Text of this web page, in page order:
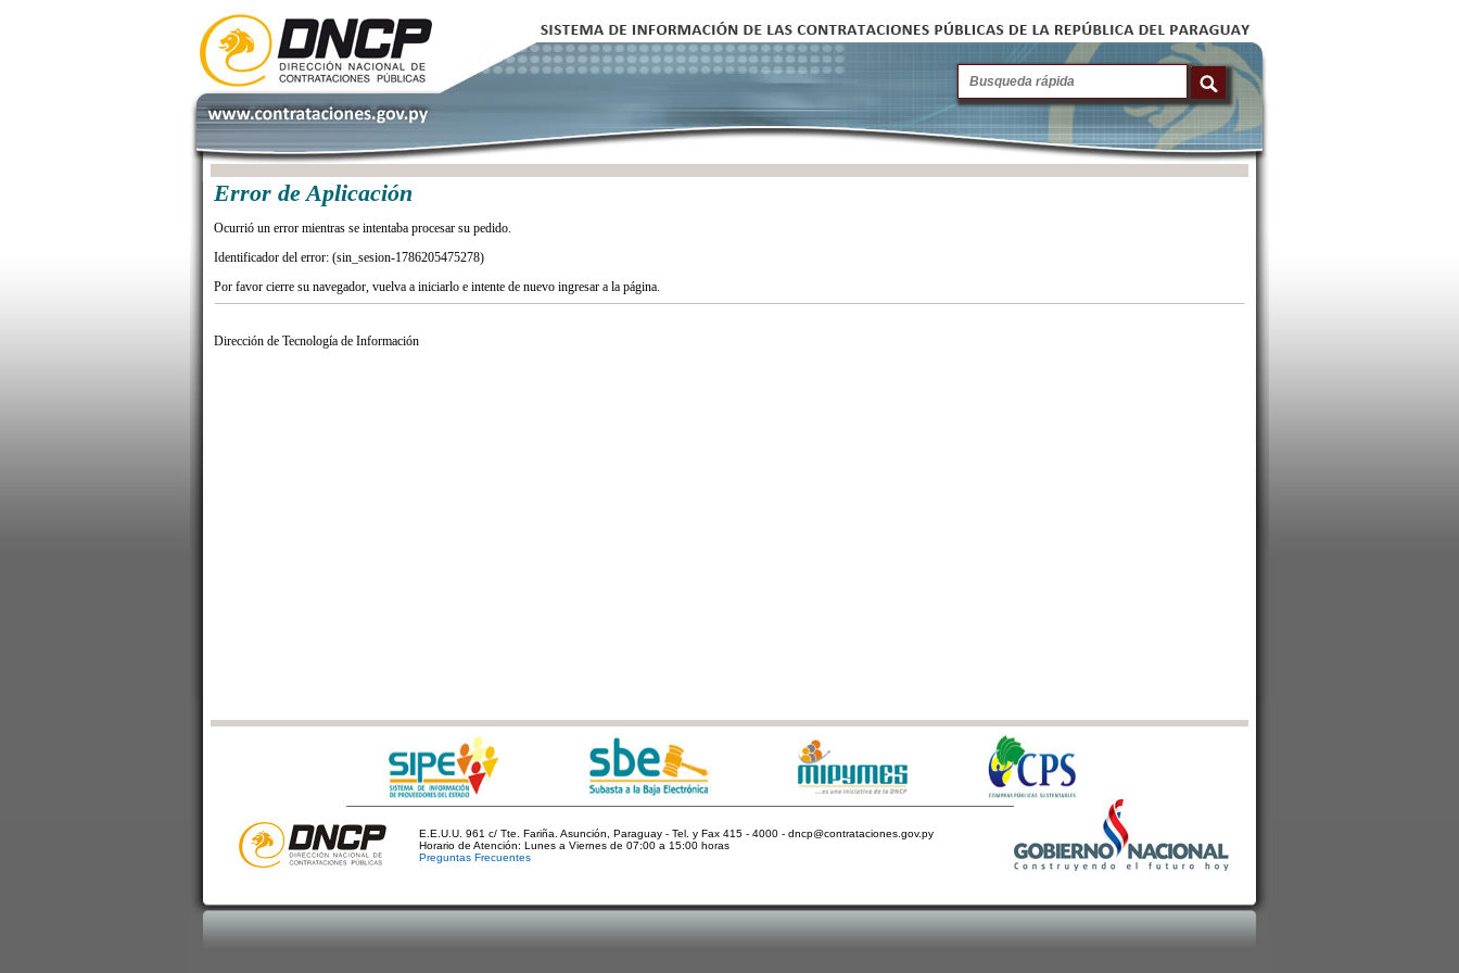
Error de Aplicación
Ocurrió un error mientras se intentaba procesar su pedido.
Identificador del error: (sin_sesion-1786205475278)
Por favor cierre su navegador, vuelva a iniciarlo e intente de nuevo ingresar a la página.
Dirección de Tecnología de Información
E.E.U.U. 961 c/ Tte. Fariña. Asunción, Paraguay - Tel. y Fax 415 - 4000 - dncp@contrataciones.gov.py
Horario de Atención: Lunes a Viernes de 07:00 a 15:00 horas
Preguntas Frecuentes